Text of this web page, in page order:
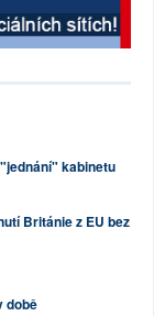
kabinetu
Británie z EU bez
době